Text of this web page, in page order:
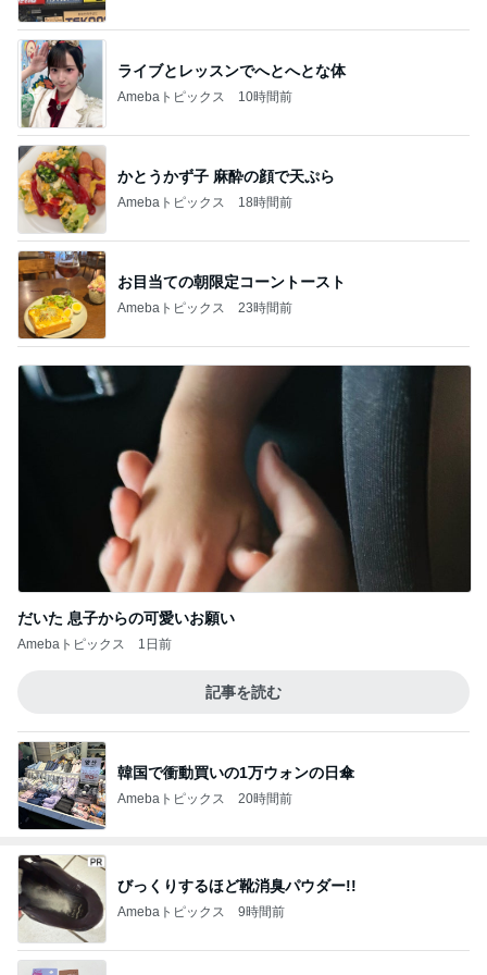
ライブとレッスンでへとへとな体
Amebaトピックス 10時間前
かとうかず子 麻酔の顔で天ぷら
Amebaトピックス 18時間前
お目当ての朝限定コーントースト
Amebaトピックス 23時間前
だいた 息子からの可愛いお願い
Amebaトピックス 1日前
記事を読む
韓国で衝動買いの1万ウォンの日傘
Amebaトピックス 20時間前
びっくりするほど靴消臭パウダー!!
Amebaトピックス 9時間前